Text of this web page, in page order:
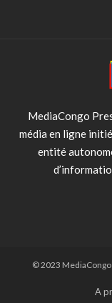
MediaCongo
média en ligne
entité
© 2023
A